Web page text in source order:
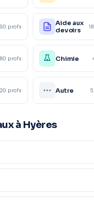
profs
Aide aux
devoirs
profs Chimie
profs Autre
à Hyères